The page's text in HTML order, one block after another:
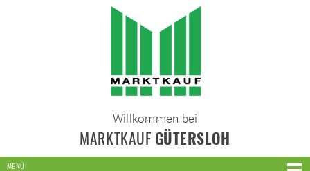
Willkommen bei
MARKTKAUF GÜTERSLOH
MENÜ